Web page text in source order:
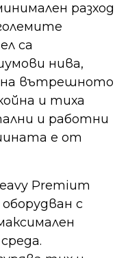
разход
са
нива,
на вътрешното
и тиха
и работни
е от
Premium
оборудван с